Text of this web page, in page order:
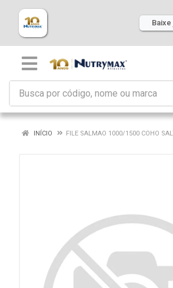
INÍCIO FILE SALMAO 1000/1500 COHO